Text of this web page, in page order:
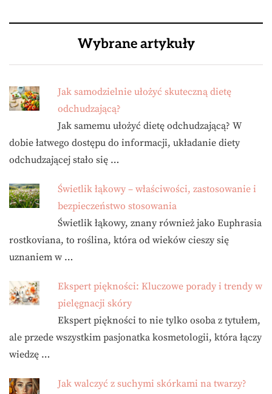
Wybrane artykuły
Jak samodzielnie ułożyć skuteczną dietę
odchudzającą?
Jak samemu ułożyć dietę odchudzającą? W
dobie łatwego dostępu do informacji, układanie diety
odchudzającej stało się …
Świetlik łąkowy – właściwości, zastosowanie i
bezpieczeństwo stosowania
Świetlik łąkowy, znany również jako Euphrasia
rostkoviana, to roślina, która od wieków cieszy się
uznaniem w …
Ekspert piękności: Kluczowe porady i trendy w
pielęgnacji skóry
Ekspert piękności to nie tylko osoba z tytułem,
ale przede wszystkim pasjonatka kosmetologii, która łączy
wiedzę …
Jak walczyć z suchymi skórkami na twarzy?